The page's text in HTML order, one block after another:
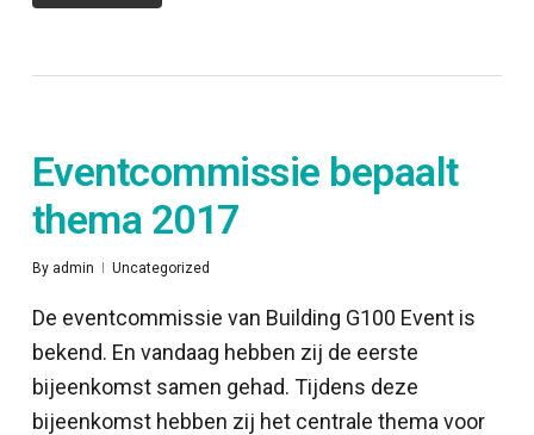
Eventcommissie bepaalt
thema 2017
By admin Uncategorized
De eventcommissie van Building G100 Event is
bekend. En vandaag hebben zij de eerste
bijeenkomst samen gehad. Tijdens deze
bijeenkomst hebben zij het centrale thema voor